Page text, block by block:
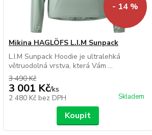
- 14 %
Mikina HAGLÖFS L.I.M Sunpack
L.I.M Sunpack Hoodie je ultralehká
větruodolná vrstva, která Vám ...
3 490 Kč
3 001 Kč/ks
2 480 Kč bez DPH Skladem
Koupit